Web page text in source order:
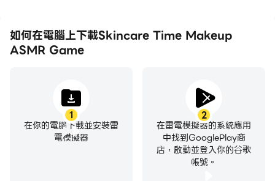
如何在電腦上下載Skincare Time Makeup
ASMR Game
1
在你的電腦下載並安裝雷
電模擬器
2
在雷電模擬器的系統應用
中找到GooglePlay商
店，啟動並登入你的谷歌
帳號。